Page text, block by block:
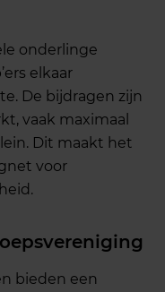
onderlinge
elkaar
De bijdragen zijn
vaak maximaal
Dit maakt het
voor
bieden een